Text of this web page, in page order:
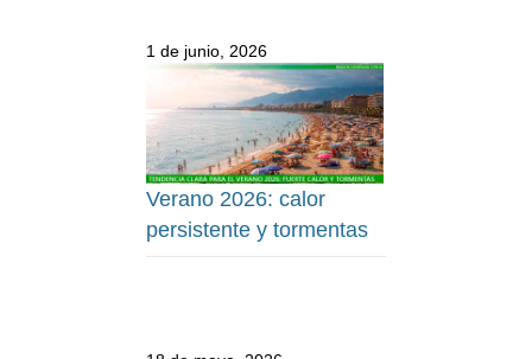
1 de junio, 2026
Verano 2026: calor
persistente y tormentas